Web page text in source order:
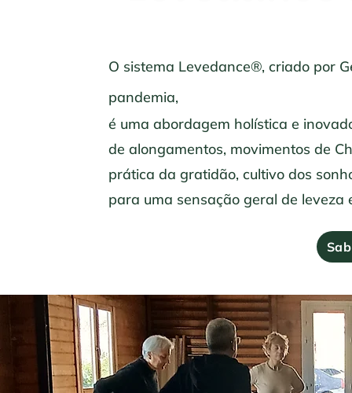
O sistema Levedance®, criado por
pandemia,
é uma abordagem holística e
de alongamentos, movimentos de
prática da gratidão, cultivo dos
para uma sensação geral de leveza